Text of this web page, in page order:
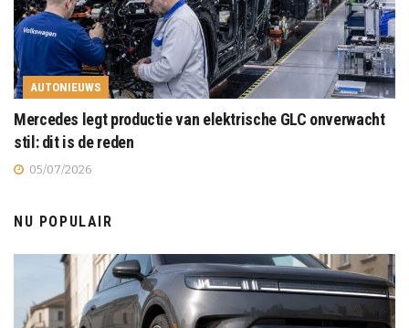
AUTONIEUWS
Mercedes legt productie van elektrische GLC onverwacht
stil: dit is de reden
05/07/2026
NU POPULAIR